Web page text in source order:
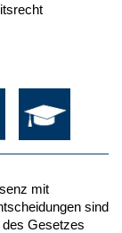
mit
sind
Gesetzes